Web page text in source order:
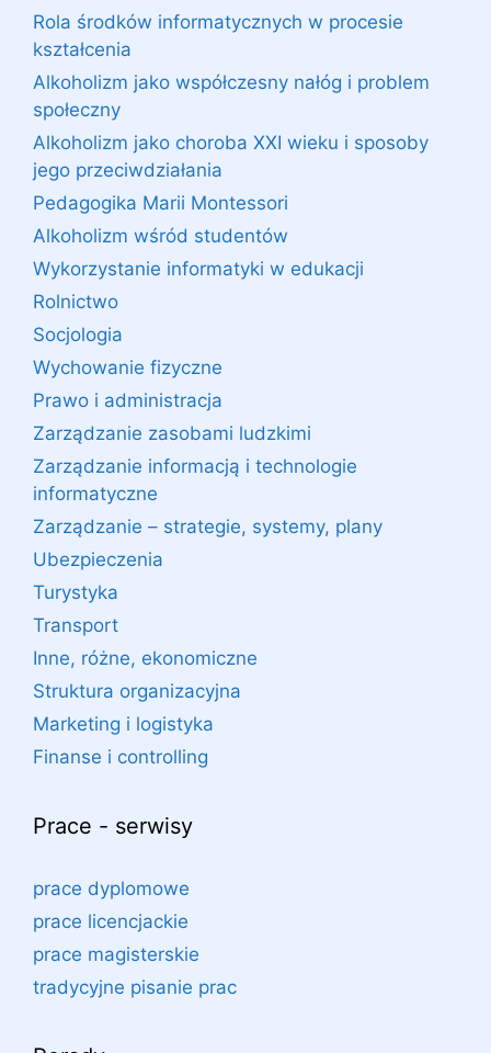
Rola środków informatycznych w procesie
kształcenia
Alkoholizm jako współczesny nałóg i problem
społeczny
Alkoholizm jako choroba XXI wieku i sposoby
jego przeciwdziałania
Pedagogika Marii Montessori
Alkoholizm wśród studentów
Wykorzystanie informatyki w edukacji
Rolnictwo
Socjologia
Wychowanie fizyczne
Prawo i administracja
Zarządzanie zasobami ludzkimi
Zarządzanie informacją i technologie
informatyczne
Zarządzanie – strategie, systemy, plany
Ubezpieczenia
Turystyka
Transport
Inne, różne, ekonomiczne
Struktura organizacyjna
Marketing i logistyka
Finanse i controlling
Prace - serwisy
prace dyplomowe
prace licencjackie
prace magisterskie
tradycyjne pisanie prac